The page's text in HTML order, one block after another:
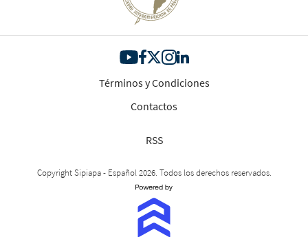
Términos y Condiciones
Contactos
RSS
Copyright Sipiapa - Español 2026. Todos los derechos reservados.